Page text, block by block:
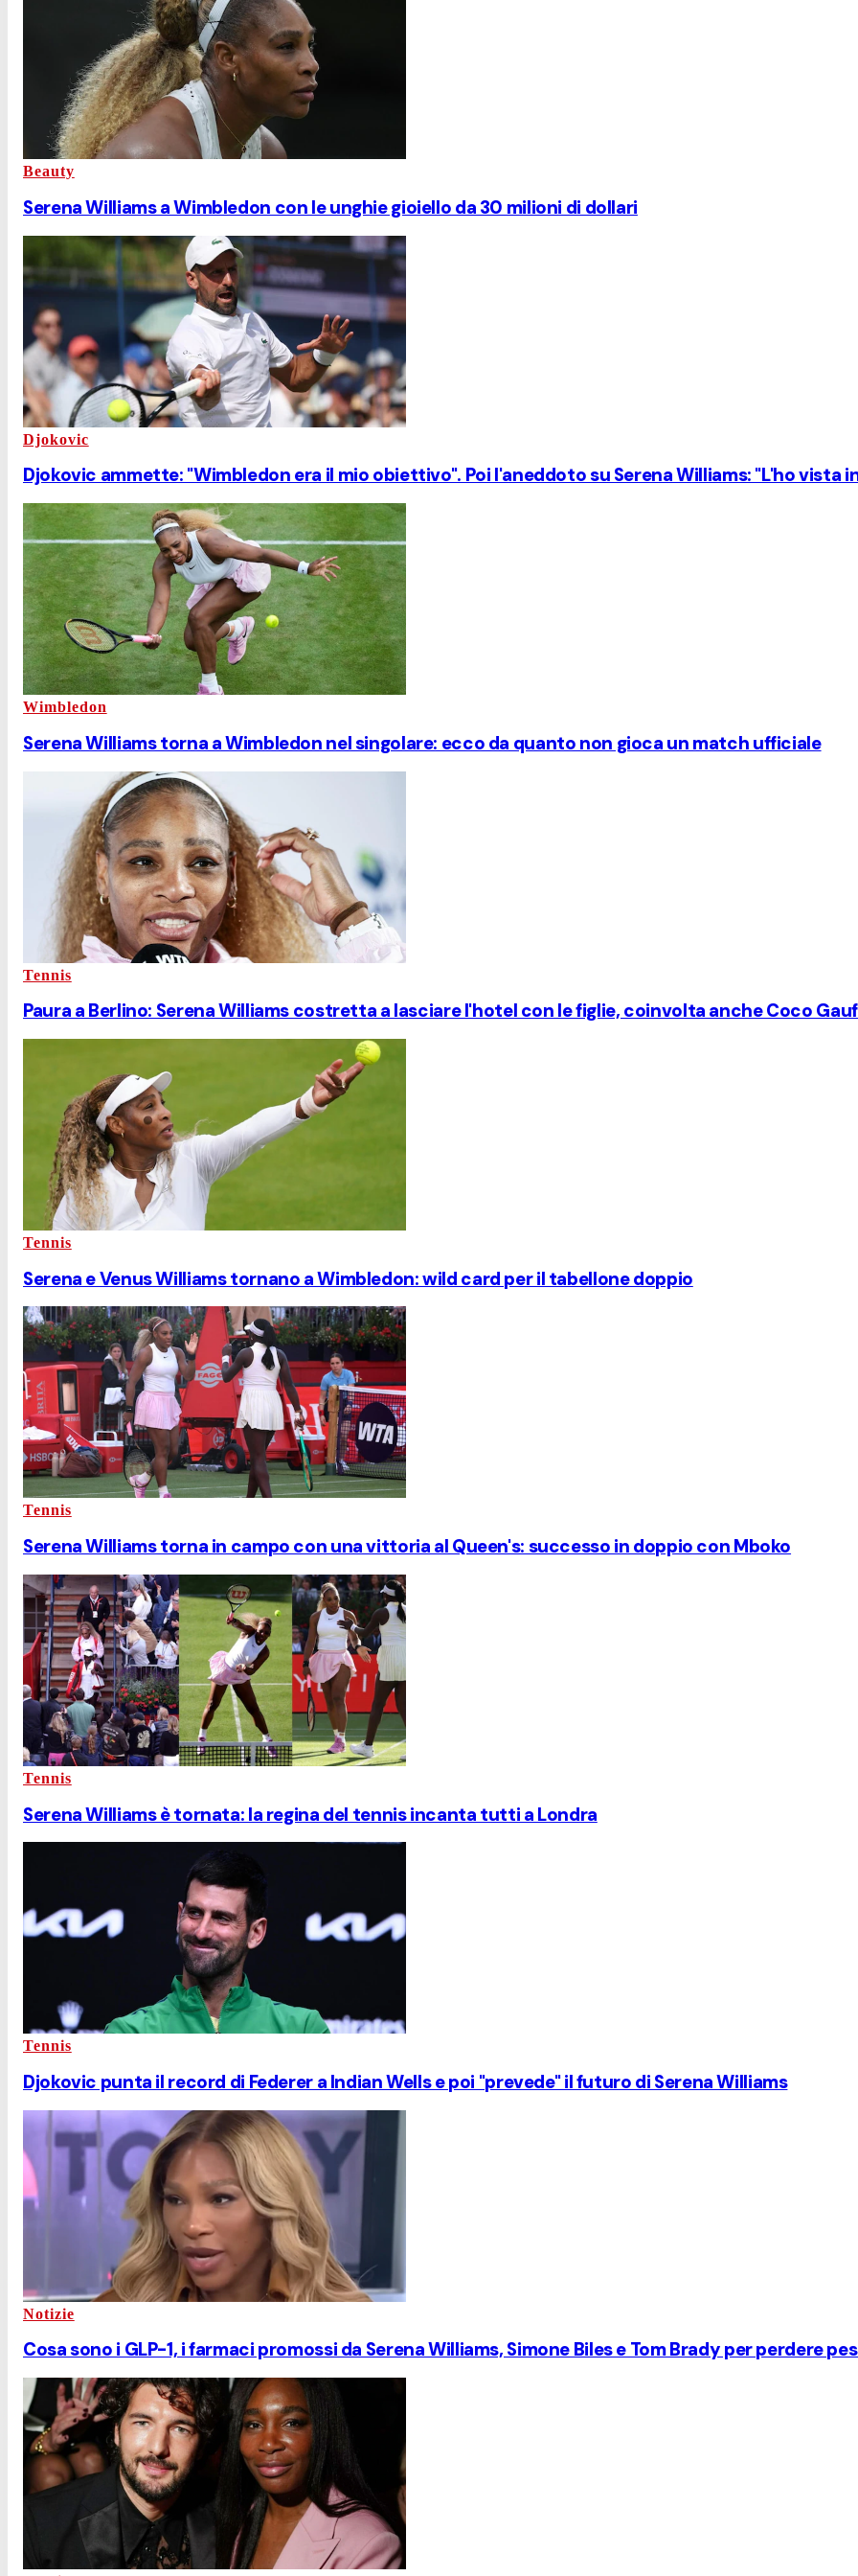
Beauty
Serena Williams a Wimbledon con le unghie gioiello da 30 milioni di dollari
Djokovic
Djokovic ammette: "Wimbledon era il mio obiettivo". Poi l'aneddoto su Serena Williams: "L'ho vista
Wimbledon
Serena Williams torna a Wimbledon nel singolare: ecco da quanto non gioca un match ufficiale
Tennis
Paura a Berlino: Serena Williams costretta a lasciare l'hotel con le figlie, coinvolta anche Coco
Tennis
Serena e Venus Williams tornano a Wimbledon: wild card per il tabellone doppio
Tennis
Serena Williams torna in campo con una vittoria al Queen's: successo in doppio con Mboko
Tennis
Serena Williams è tornata: la regina del tennis incanta tutti a Londra
Tennis
Djokovic punta il record di Federer a Indian Wells e poi "prevede" il futuro di Serena Williams
Notizie
Cosa sono i GLP-1, i farmaci promossi da Serena Williams, Simone Biles e Tom Brady per perdere